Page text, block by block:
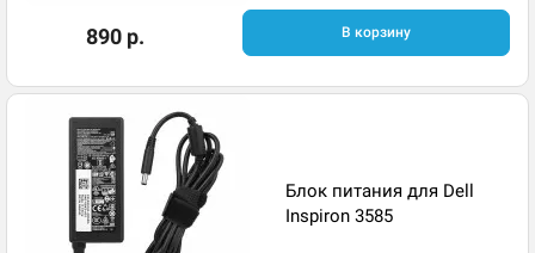
890 р. В корзину
Блок питания для Dell
Inspiron 3585